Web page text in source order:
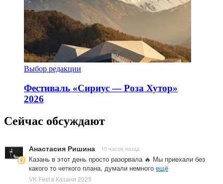
Выбор редакции
Фестиваль «Сириус — Роза Хутор»
2026
Сейчас обсуждают
Анастасия Ришина 10 часов назад
Казань в этот день просто разорвала 🔥 Мы приехали без
какого то четкого плана, думали немного ещё
VK Fest в Казани 2025